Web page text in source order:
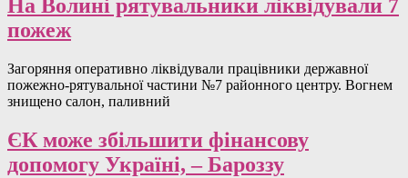
На Волині рятувальники ліквідували 7
пожеж
Загоряння оперативно ліквідували працівники державної
пожежно-рятувальної частини №7 районного центру. Вогнем
знищено салон, паливний
ЄК може збільшити фінансову
допомогу Україні, – Бароззу